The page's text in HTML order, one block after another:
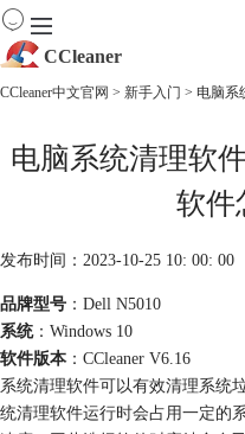
CCleaner
产品
CCleaner中文官网 > 新手入门 > 电脑系
电脑系统清理软
软件
发布时间：2023-10-25 10: 00: 00
品牌型号 ：Dell N5010
系统：Windows 10
软件版本：CCleaner V6.16
系统清理软件可以有效清理系统
统清理软件运行时会占用一定的